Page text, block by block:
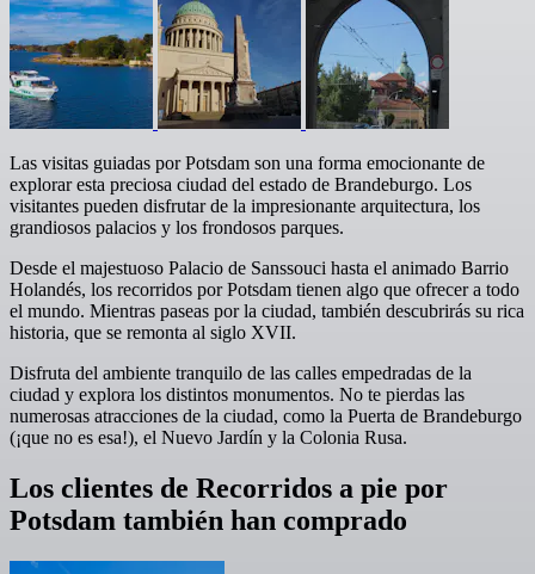
Las visitas guiadas por Potsdam son una forma emocionante de
explorar esta preciosa ciudad del estado de Brandeburgo. Los
visitantes pueden disfrutar de la impresionante arquitectura, los
grandiosos palacios y los frondosos parques.
Desde el majestuoso Palacio de Sanssouci hasta el animado Barrio
Holandés, los recorridos por Potsdam tienen algo que ofrecer a todo
el mundo. Mientras paseas por la ciudad, también descubrirás su rica
historia, que se remonta al siglo XVII.
Disfruta del ambiente tranquilo de las calles empedradas de la
ciudad y explora los distintos monumentos. No te pierdas las
numerosas atracciones de la ciudad, como la Puerta de Brandeburgo
(¡que no es esa!), el Nuevo Jardín y la Colonia Rusa.
Los clientes de Recorridos a pie por
Potsdam también han comprado